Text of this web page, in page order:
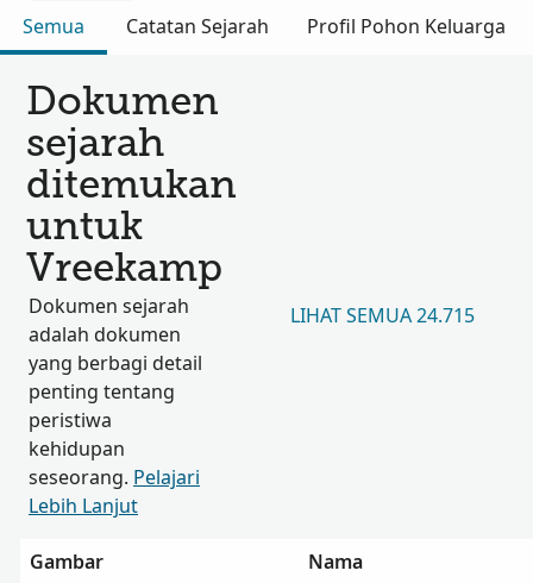
Semua
Catatan Sejarah Profil Pohon Keluarga
Dokumen
sejarah
ditemukan
untuk
Vreekamp
Dokumen sejarah
adalah dokumen
yang berbagi detail
penting tentang
peristiwa
kehidupan
seseorang. Pelajari
Lebih Lanjut
LIHAT SEMUA 24.715
Gambar
Nama